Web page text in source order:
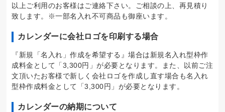
以上ご利用のお客様はご連絡下さい。ご相談の上、再見積り
致します。※一部名入れ不可商品も御座います。
カレンダーに会社ロゴを印刷する場合
『新規「名入れ」作成を希望する』場合は新規名入れ型枠作
成料金として「3,300円」が必要となります。また、以前ご注
文頂いたお客様で新しく会社ロゴを作成し直す場合も名入れ
型枠作成料金として「3,300円」が必要となります。
カレンダーの納期について